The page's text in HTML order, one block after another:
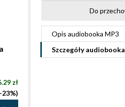
Do
Opis audiobooka MP3
Szczegóły
zł
23%)